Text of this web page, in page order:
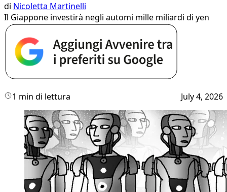
di Nicoletta Martinelli
Il Giappone investirà negli automi mille miliardi di yen
1 min di lettura July 4, 2026